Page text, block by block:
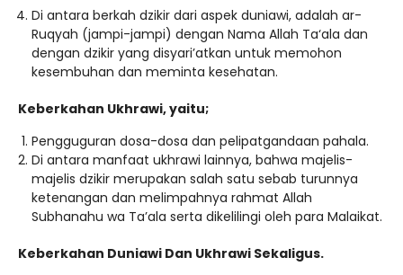
Di antara berkah dzikir dari aspek duniawi, adalah ar-
Ruqyah (jampi-jampi) dengan Nama Allah Ta‘ala dan
dengan dzikir yang disyari’atkan untuk memohon
kesembuhan dan meminta kesehatan.
Keberkahan Ukhrawi, yaitu;
Pengguguran dosa-dosa dan pelipatgandaan pahala.
Di antara manfaat ukhrawi lainnya, bahwa majelis-
majelis dzikir merupakan salah satu sebab turunnya
ketenangan dan melimpahnya rahmat Allah
Subhanahu wa Ta’ala serta dikelilingi oleh para Malaikat.
Keberkahan Duniawi Dan Ukhrawi Sekaligus.